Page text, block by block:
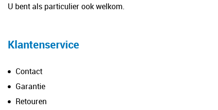
U bent als particulier ook welkom.
Klantenservice
Contact
Garantie
Retouren